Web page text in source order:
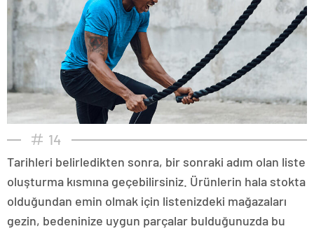
14
Tarihleri belirledikten sonra, bir sonraki adım olan liste
oluşturma kısmına geçebilirsiniz. Ürünlerin hala stokta
olduğundan emin olmak için listenizdeki mağazaları
gezin, bedeninize uygun parçalar bulduğunuzda bu